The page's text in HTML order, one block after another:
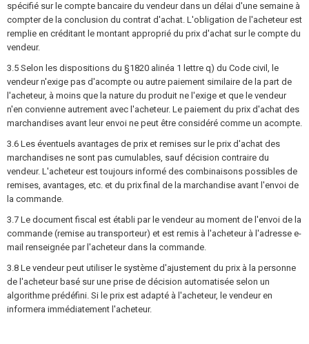
spécifié sur le compte bancaire du vendeur dans un délai d'une semaine à
compter de la conclusion du contrat d'achat. L'obligation de l'acheteur est
remplie en créditant le montant approprié du prix d'achat sur le compte du
vendeur.
3.5 Selon les dispositions du §1820 alinéa 1 lettre q) du Code civil, le
vendeur n'exige pas d'acompte ou autre paiement similaire de la part de
l'acheteur, à moins que la nature du produit ne l'exige et que le vendeur
n'en convienne autrement avec l'acheteur. Le paiement du prix d'achat des
marchandises avant leur envoi ne peut être considéré comme un acompte.
3.6 Les éventuels avantages de prix et remises sur le prix d'achat des
marchandises ne sont pas cumulables, sauf décision contraire du
vendeur. L'acheteur est toujours informé des combinaisons possibles de
remises, avantages, etc. et du prix final de la marchandise avant l'envoi de
la commande.
3.7 Le document fiscal est établi par le vendeur au moment de l'envoi de la
commande (remise au transporteur) et est remis à l'acheteur à l'adresse e-
mail renseignée par l'acheteur dans la commande.
3.8 Le vendeur peut utiliser le système d'ajustement du prix à la personne
de l'acheteur basé sur une prise de décision automatisée selon un
algorithme prédéfini. Si le prix est adapté à l'acheteur, le vendeur en
informera immédiatement l'acheteur.